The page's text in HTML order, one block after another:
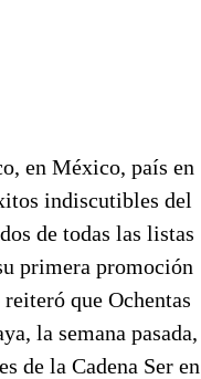
en México, país en
indiscutibles del
de todas las listas
primera promoción
que Ochentas
la semana pasada,
de la Cadena Ser en